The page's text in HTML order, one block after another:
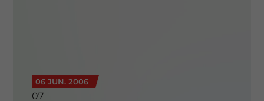
06 JUN. 2006
07